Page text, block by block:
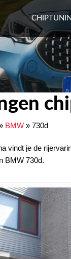
BMW » 730d
vindt je de
BMW 730d.